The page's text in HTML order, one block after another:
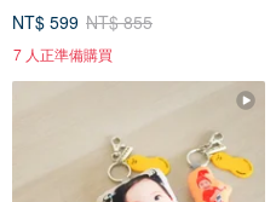
NT$ 599 NT$ 855
7 人正準備購買